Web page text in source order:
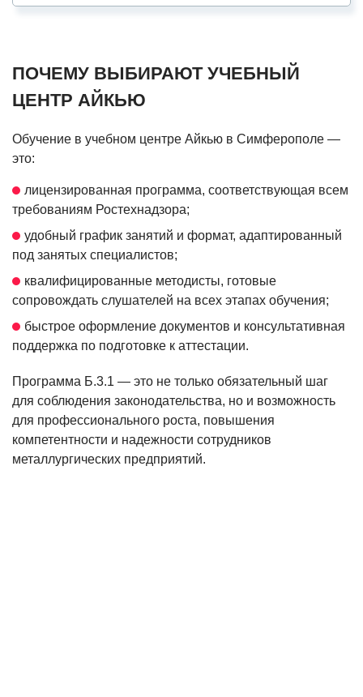
ПОЧЕМУ ВЫБИРАЮТ УЧЕБНЫЙ
ЦЕНТР АЙКЬЮ
Обучение в учебном центре Айкью в Симферополе —
это:
лицензированная программа, соответствующая всем
требованиям Ростехнадзора;
удобный график занятий и формат, адаптированный
под занятых специалистов;
квалифицированные методисты, готовые
сопровождать слушателей на всех этапах обучения;
быстрое оформление документов и консультативная
поддержка по подготовке к аттестации.
Программа Б.3.1 — это не только обязательный шаг
для соблюдения законодательства, но и возможность
для профессионального роста, повышения
компетентности и надежности сотрудников
металлургических предприятий.